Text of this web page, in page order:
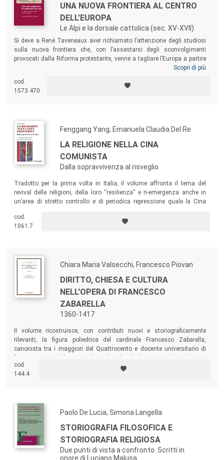
UNA NUOVA FRONTIERA AL CENTRO
DELL'EUROPA
Le Alpi e la dorsale cattolica (sec. XV-XVII)
Si deve a René Taveneaux aver richiamato l’attenzione degli studiosi
sulla nuova frontiera che, con l’assestarsi degli sconvolgimenti
provocati dalla Riforma protestante, venne a tagliare l’Europa a partire
dal Cinquecento, frontiera caratterizzata da un cattolicesimo di
cattolica
. Il presente volume raccoglie lo stimolo di Taveneaux,
concentrando però l’analisi su una sezione specifica di quella nuova
Scopri di più
cod.
1573.470
Fenggang Yang, Emanuela Claudia Del Re
LA RELIGIONE NELLA CINA
COMUNISTA
Dalla sopravvivenza al risveglio
Tradotto per la prima volta in Italia, il volume affronta il tema del
revival delle religioni, della loro “resilienza” e ri-emergenza anche in
un’area di stretto controllo e di periodica repressione quale la Cina
contesto cinese, il libro getta quindi nuova luce anche sulle
trasformazioni religiose intervenute nel mondo occidentale nello
cod.
1061.7
Chiara Maria Valsecchi, Francesco Piovan
DIRITTO, CHIESA E CULTURA
NELL'OPERA DI FRANCESCO
ZABARELLA
1360-1417
Il volume ricostruisce, con contributi nuovi e storiograficamente
rilevanti, la figura poliedrica del cardinale Francesco Zabarella,
canonista tra i maggiori del Quattrocento e docente universitario di
– dottrinale e politico – al superamento del Grande Scisma
d’Occidente, tanto che alcuni preconizzavano la sua elezione al
cod.
144.4
Paolo De Lucia, Simona Langella
STORIOGRAFIA FILOSOFICA E
STORIOGRAFIA RELIGIOSA
Due punti di vista a confronto. Scritti in
onore di Luciano Malusa